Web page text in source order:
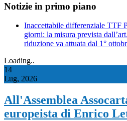
Notizie in primo piano
Inaccettabile differenziale TTF
giorni: la misura prevista
riduzione va attuata dal 1°
Loading..
14
Lug, 2026
All'Assemblea
europeista di Enrico